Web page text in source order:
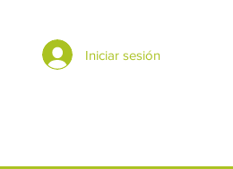
Iniciar sesión